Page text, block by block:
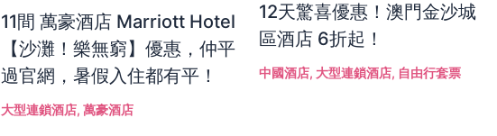
11間 萬豪酒店 Marriott Hotel
【沙灘！樂無窮】優惠，仲平
過官網，暑假入住都有平！
大型連鎖酒店, 萬豪酒店
12天驚喜優惠！澳門金沙城
區酒店 6折起！
中國酒店, 大型連鎖酒店, 自由行套票